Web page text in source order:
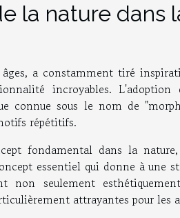
la nature dans
a constamment tiré
incroyables.
connue sous le nom de
répétitifs.
fondamental dans la
essentiel qui donne à une
non seulement
attrayantes pour les